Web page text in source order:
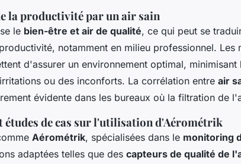
la productivité par un air sain
le bien-être et air de qualité, ce qui peut se
notamment en milieu professionnel. Les
d'assurer un environnement optimal, minimisant
ou des inconforts. La corrélation entre air
évidente dans les bureaux où la filtration de
études de cas sur l'utilisation d'Aérométrik
Aérométrik, spécialisées dans le monitoring
adaptées telles que des capteurs de qualité de